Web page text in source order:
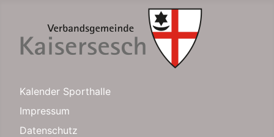
Kalender Sporthalle
Impressum
Datenschutz